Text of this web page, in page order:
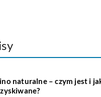
naturalne – czym jest i